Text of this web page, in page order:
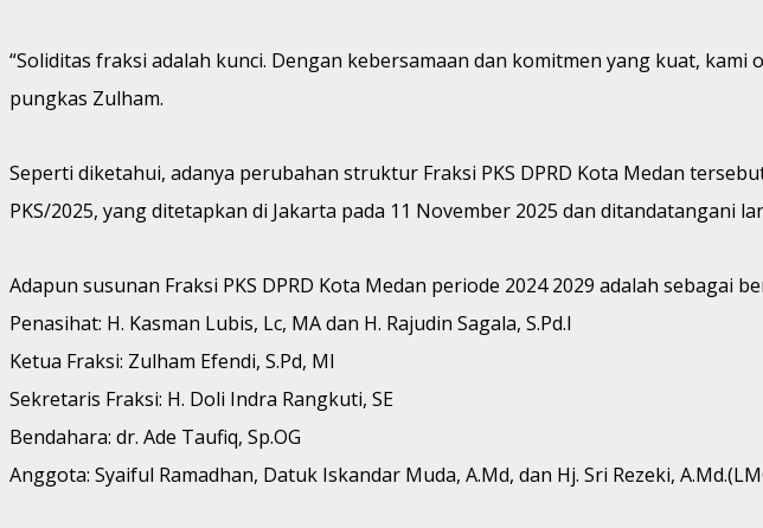
“Soliditas fraksi adalah kunci. Dengan kebersamaan dan komitmen yang kuat,
pungkas Zulham.
Seperti diketahui, adanya perubahan struktur Fraksi PKS DPRD Kota Medan
PKS/2025, yang ditetapkan di Jakarta pada 11 November 2025 dan ditandatangani
Adapun susunan Fraksi PKS DPRD Kota Medan periode 2024 2029 adalah sebagai
Penasihat: H. Kasman Lubis, Lc, MA dan H. Rajudin Sagala, S.Pd.I
Ketua Fraksi: Zulham Efendi, S.Pd, MI
Sekretaris Fraksi: H. Doli Indra Rangkuti, SE
Bendahara: dr. Ade Taufiq, Sp.OG
Anggota: Syaiful Ramadhan, Datuk Iskandar Muda, A.Md, dan Hj. Sri Rezeki,